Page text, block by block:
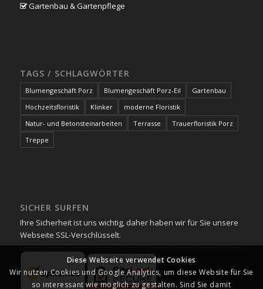
Gartenbau & Gartenpflege
TAGS / SCHLAGWÖRTER
Blumengeschäft Porz Blumengeschäft Porz-Eil
Gartenbau
Hochzeitsfloristik
Klinker
moderne Floristik
Natur- und Betonsteinarbeiten
Terrasse
Trauerfloristik Porz
Treppe
SICHER SURFEN
Ihre Sicherheit ist uns wichtig, daher haben wir für Sie unsere
Webseite SSL-Verschlüsselt.
Diese Webseite verwendet Cookies
Wir nutzen Cookies und Google Analytics, um diese Website für Sie
so interessant wie möglich zu gestalten. Sind Sie damit